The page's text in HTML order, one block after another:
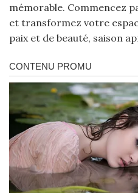
mémorable. Commencez
et transformez votre
paix et de beauté, saison